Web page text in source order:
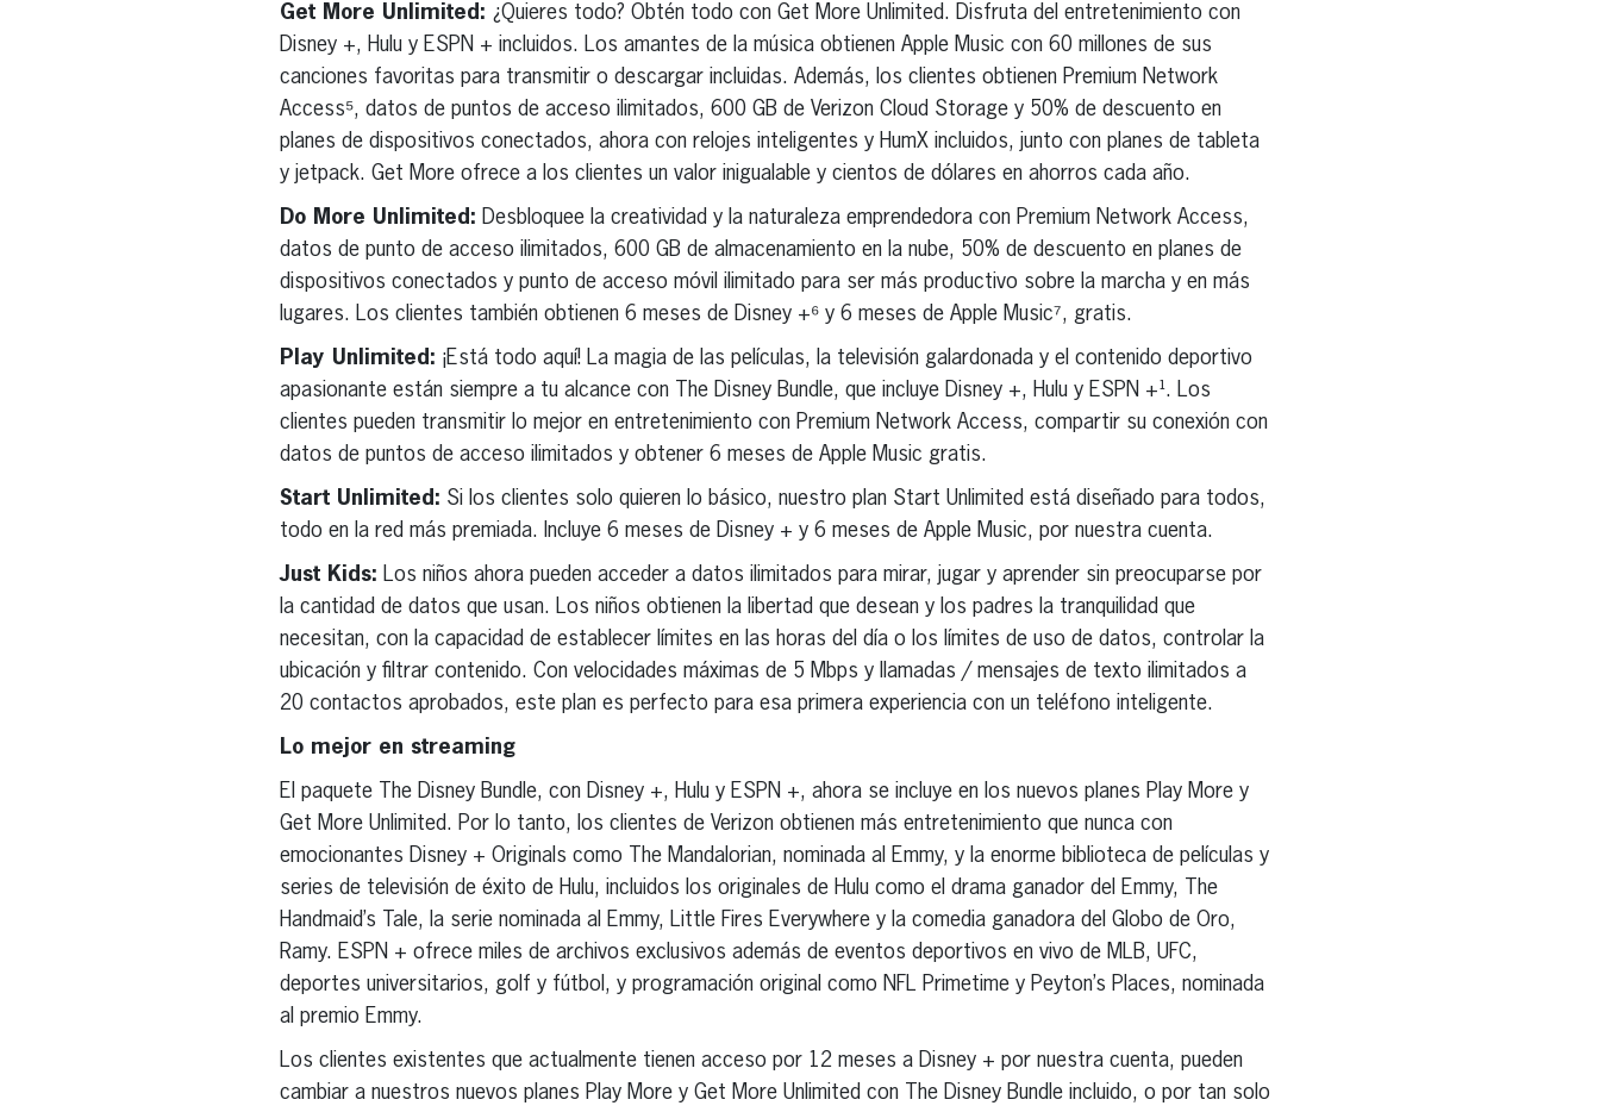
Get More Unlimited: ¿Quieres todo? Obtén todo con Get More Unlimited. Disfruta del entretenimiento con
Disney +, Hulu y ESPN + incluidos. Los amantes de la música obtienen Apple Music con 60 millones de sus
canciones favoritas para transmitir o descargar incluidas. Además, los clientes obtienen Premium Network
Access⁵, datos de puntos de acceso ilimitados, 600 GB de Verizon Cloud Storage y 50% de descuento en
planes de dispositivos conectados, ahora con relojes inteligentes y HumX incluidos, junto con planes de tableta
y jetpack. Get More ofrece a los clientes un valor inigualable y cientos de dólares en ahorros cada año.
Do More Unlimited: Desbloquee la creatividad y la naturaleza emprendedora con Premium Network Access,
datos de punto de acceso ilimitados, 600 GB de almacenamiento en la nube, 50% de descuento en planes de
dispositivos conectados y punto de acceso móvil ilimitado para ser más productivo sobre la marcha y en más
lugares. Los clientes también obtienen 6 meses de Disney +⁶ y 6 meses de Apple Music⁷, gratis.
Play Unlimited: ¡Está todo aquí! La magia de las películas, la televisión galardonada y el contenido deportivo
apasionante están siempre a tu alcance con The Disney Bundle, que incluye Disney +, Hulu y ESPN +¹. Los
clientes pueden transmitir lo mejor en entretenimiento con Premium Network Access, compartir su conexión con
datos de puntos de acceso ilimitados y obtener 6 meses de Apple Music gratis.
Start Unlimited: Si los clientes solo quieren lo básico, nuestro plan Start Unlimited está diseñado para todos,
todo en la red más premiada. Incluye 6 meses de Disney + y 6 meses de Apple Music, por nuestra cuenta.
Just Kids: Los niños ahora pueden acceder a datos ilimitados para mirar, jugar y aprender sin preocuparse por
la cantidad de datos que usan. Los niños obtienen la libertad que desean y los padres la tranquilidad que
necesitan, con la capacidad de establecer límites en las horas del día o los límites de uso de datos, controlar la
ubicación y filtrar contenido. Con velocidades máximas de 5 Mbps y llamadas / mensajes de texto ilimitados a
20 contactos aprobados, este plan es perfecto para esa primera experiencia con un teléfono inteligente.
Lo mejor en streaming
El paquete The Disney Bundle, con Disney +, Hulu y ESPN +, ahora se incluye en los nuevos planes Play More y
Get More Unlimited. Por lo tanto, los clientes de Verizon obtienen más entretenimiento que nunca con
emocionantes Disney + Originals como The Mandalorian, nominada al Emmy, y la enorme biblioteca de películas y
series de televisión de éxito de Hulu, incluidos los originales de Hulu como el drama ganador del Emmy, The
Handmaid’s Tale, la serie nominada al Emmy, Little Fires Everywhere y la comedia ganadora del Globo de Oro,
Ramy. ESPN + ofrece miles de archivos exclusivos además de eventos deportivos en vivo de MLB, UFC,
deportes universitarios, golf y fútbol, y programación original como NFL Primetime y Peyton’s Places, nominada
al premio Emmy.
Los clientes existentes que actualmente tienen acceso por 12 meses a Disney + por nuestra cuenta, pueden
cambiar a nuestros nuevos planes Play More y Get More Unlimited con The Disney Bundle incluido, o por tan solo